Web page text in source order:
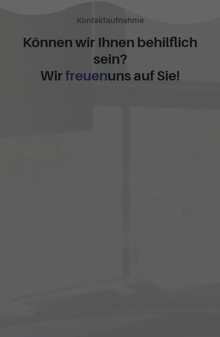
Kontaktaufnahme
Können wir Ihnen behilflich
sein?
Wirfreuenuns auf Sie!